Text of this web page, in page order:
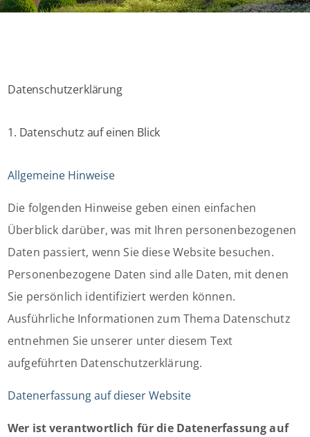
Datenschutzerklärung
1. Datenschutz auf einen Blick
Allgemeine Hinweise
Die folgenden Hinweise geben einen einfachen
Überblick darüber, was mit Ihren personenbezogenen
Daten passiert, wenn Sie diese Website besuchen.
Personenbezogene Daten sind alle Daten, mit denen
Sie persönlich identifiziert werden können.
Ausführliche Informationen zum Thema Datenschutz
entnehmen Sie unserer unter diesem Text
aufgeführten Datenschutzerklärung.
Datenerfassung auf dieser Website
Wer ist verantwortlich für die Datenerfassung auf